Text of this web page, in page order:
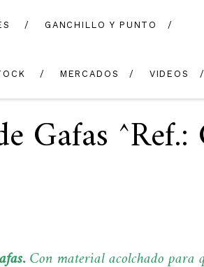
GANCHILLO Y PUNTO
MERCADOS VIDEOS
Gafas ^Ref.:
Con material acolchado para